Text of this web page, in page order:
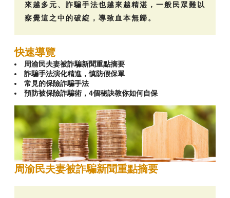
來越多元、詐騙手法也越來越精湛，一般民眾難以
察覺這之中的破綻，導致血本無歸。
快速導覽
周渝民夫妻被詐騙新聞重點摘要
詐騙手法演化精進，慎防假保單
常見的保險詐騙手法
預防被保險詐騙術，4個秘訣教你如何自保
周渝民夫妻被詐騙新聞重點摘要